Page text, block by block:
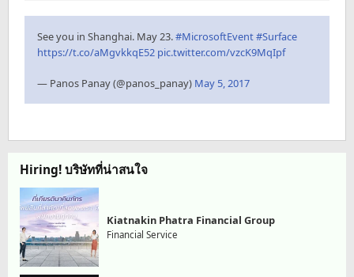
See you in Shanghai. May 23.#MicrosoftEvent#Surface
https://t.co/aMgvkkqE52 pic.twitter.com/vzcK9MqIpf
— Panos Panay (@panos_panay) May 5, 2017
Hiring! บริษัทที่น่าสนใจ
Kiatnakin Phatra Financial Group
Financial Service